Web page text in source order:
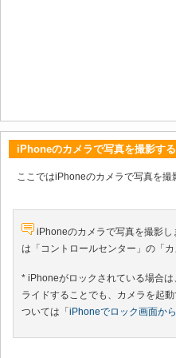
iPhoneのカメラで写真を撮影する
ここではiPhoneのカメラで写真を
iPhoneのカメラで写真を撮影
は「コントロールセンター」の「
* iPhoneがロックされている場合
ライドすることでも、カメラを起
ついては「 iPhoneでロック画面か